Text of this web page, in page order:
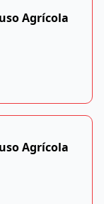
Agrícola
Agrícola